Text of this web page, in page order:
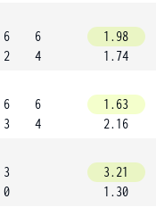
6
2
6
4
1.98
1.74
6
3
6
4
1.63
2.16
3
0
3.21
1.30